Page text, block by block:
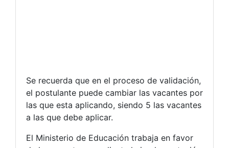
Se recuerda que en el proceso de validación,
el postulante puede cambiar las vacantes por
las que esta aplicando, siendo 5 las vacantes
a las que debe aplicar.
El Ministerio de Educación trabaja en favor